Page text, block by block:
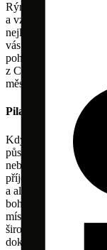
Rýnfallska vodopády
a vzrušujícím
nejlépe z různých
vás přiblíží přímo k
pohledový zážitek,
z Curychu. Navíc se
města Šafáchau.
Pilatus
Když navštívíte
působivá. Můžete jet
nebo velkým
příjezdu na vrchol je
a alpské pásmo
bohatý na legendy a
místu vzrušující
širokou škálu aktivit,
dokonce koncerty.